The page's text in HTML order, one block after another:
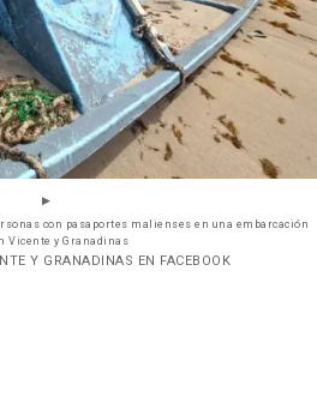
con pasaportes malienses en una embarcación
Vicente y Granadinas
Y GRANADINAS EN FACEBOOK